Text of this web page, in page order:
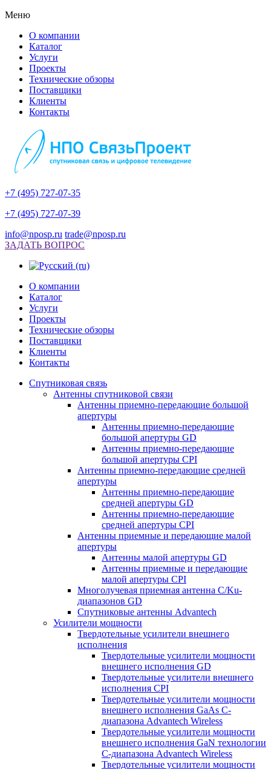
Меню
О компании
Каталог
Услуги
Проекты
Технические обзоры
Поставщики
Клиенты
Контакты
+7 (495) 727-07-35
+7 (495) 727-07-39
info@nposp.ru trade@nposp.ru
ЗАДАТЬ ВОПРОС
О компании
Каталог
Услуги
Проекты
Технические обзоры
Поставщики
Клиенты
Контакты
Спутниковая связь
Антенны спутниковой связи
Антенны приемно-передающие большой
апертуры
Антенны приемно-передающие
большой апертуры GD
Антенны приемно-передающие
большой апертуры CPI
Антенны приемно-передающие средней
апертуры
Антенны приемно-передающие
средней апертуры GD
Антенны приемно-передающие
средней апертуры CPI
Антенны приемные и передающие малой
апертуры
Антенны малой апертуры GD
Антенны приемные и передающие
малой апертуры CPI
Многолучевая приемная антенна С/Ku-
диапазонов GD
Спутниковые антенны Advantech
Усилители мощности
Твердотельные усилители внешнего
исполнения
Твердотельные усилители мощности
внешнего исполнения GD
Твердотельные усилители внешнего
исполнения CPI
Твердотельные усилители мощности
внешнего исполнения GaAs С-
диапазона Advantech Wireless
Твердотельные усилители мощности
внешнего исполнения GaN технологии
С-диапазона Advantech Wireless
Твердотельные усилители мощности